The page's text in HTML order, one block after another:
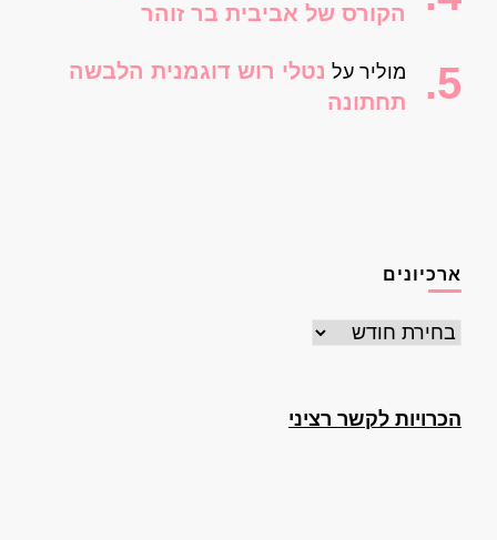
הקורס של אביבית בר זוהר
מוליר על נטלי רוש דוגמנית הלבשה
תחתונה
ארכיונים
ארכיונים
הכרויות לקשר רציני